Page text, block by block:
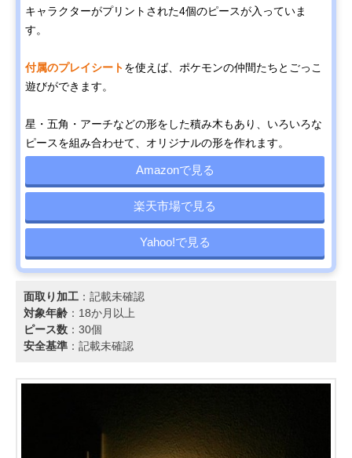
キャラクターがプリントされた4個のピースが入っていま
す。
付属のプレイシートを使えば、ポケモンの仲間たちとごっこ
遊びができます。
星・五角・アーチなどの形をした積み木もあり、いろいろな
ピースを組み合わせて、オリジナルの形を作れます。
Amazonで見る
楽天市場で見る
Yahoo!で見る
面取り加工 ：記載未確認
対象年齢 ：18か月以上
ピース数 ：30個
安全基準 ：記載未確認